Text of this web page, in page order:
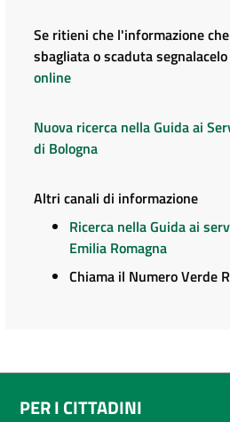
Se ritieni che l'informazione
sbagliata o scaduta segnalacelo
online
Nuova ricerca nella Guida ai
di Bologna
Altri canali di informazione
Ricerca nella Guida ai
Emilia Romagna
Chiama il Numero Verde
PER I CITTADINI